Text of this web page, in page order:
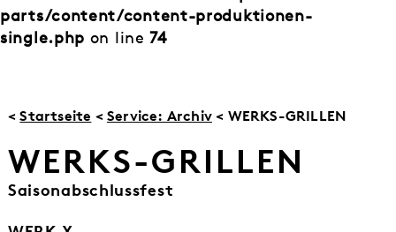
parts/content/content-produktionen-
single.php on line74
<Startseite < Service: Archiv< WERKS-GRILLEN
WERKS-GRILLEN
Saisonabschlussfest